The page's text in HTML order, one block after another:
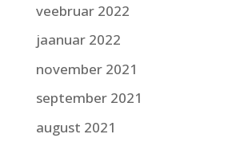
veebruar 2022
jaanuar 2022
november 2021
september 2021
august 2021